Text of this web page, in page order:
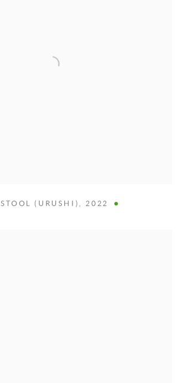
STOOL (URUSHI) ,2022